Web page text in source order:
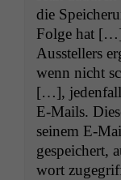
die
Folge hat
Ausstellers
wenn nicht
[…],
E‑Mails.
seinem
gespe­ichert,
wort